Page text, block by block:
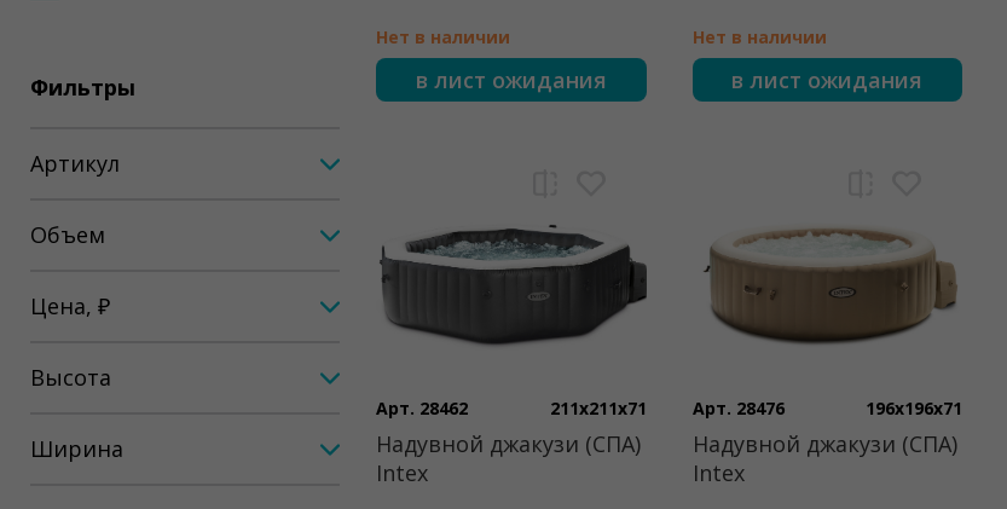
Фильтры
Артикул
Объем
Цена, ₽
Высота
Ширина
Нет в наличии
в лист ожидания
Нет в наличии
в лист ожидания
Арт. 28462 211x211x71
Надувной джакузи (СПА)
Intex
Арт. 28476 196x196x71
Надувной джакузи (СПА)
Intex